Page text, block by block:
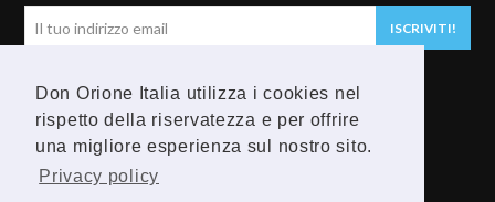
Don Orione Italia utilizza i cookies nel
rispetto della riservatezza e per offrire
una migliore esperienza sul nostro sito.
Privacy policy
email
ISCRIVITI!
Seguici
F